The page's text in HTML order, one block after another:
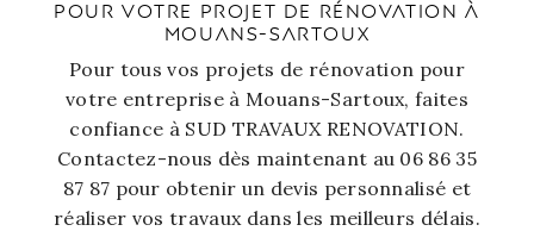
POUR VOTRE PROJET DE RÉNOVATION À
MOUANS-SARTOUX
Pour tous vos projets de rénovation pour
votre entreprise à Mouans-Sartoux, faites
confiance à SUD TRAVAUX RENOVATION.
Contactez-nous dès maintenant au 06 86 35
87 87 pour obtenir un devis personnalisé et
réaliser vos travaux dans les meilleurs délais.